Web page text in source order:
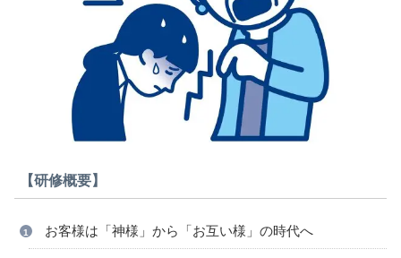
【研修概要】
お客様は「神様」から「お互い様」の時代へ